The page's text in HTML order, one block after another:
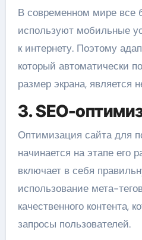
В современном мире все
используют мобильные
к интернету. Поэтому
который автоматически
размер экрана, является
3. SEO-
Оптимизация сайта для
начинается на этапе его
включает в себя
использование мета-
качественного контента,
запросы пользователей.